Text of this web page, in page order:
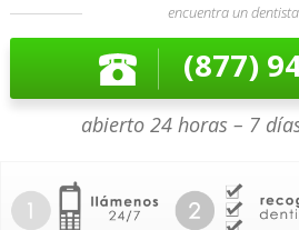
encuentra un
(877)
abierto 24 horas – 7